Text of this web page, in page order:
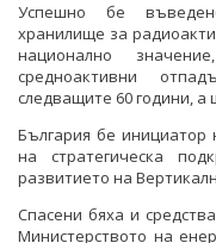
Успешно бе
хранилище за
национално
средноактивни
следващите 60 години, а
България бе инициатор
на стратегическа
развитието на
Спасени бяха и
Министерството на